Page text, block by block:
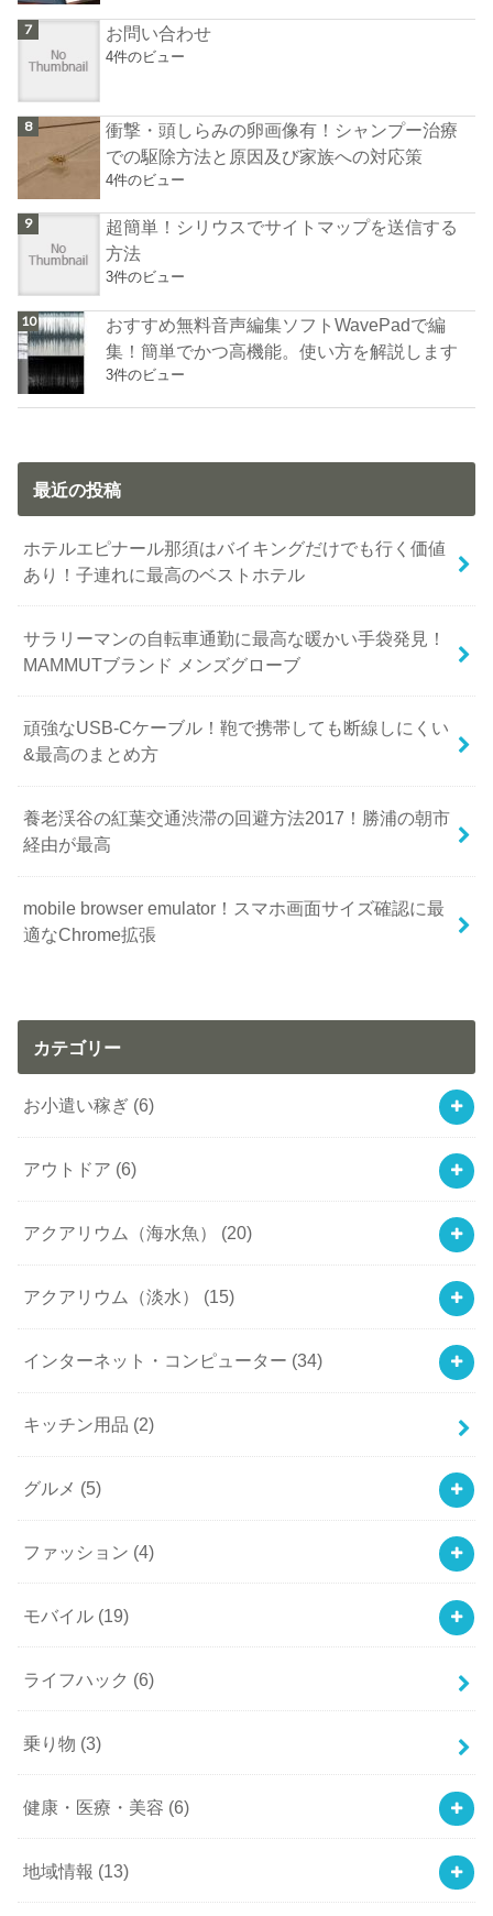
お問い合わせ
4件のビュー
衝撃・頭しらみの卵画像有！シャンプー治療
での駆除方法と原因及び家族への対応策
4件のビュー
超簡単！シリウスでサイトマップを送信する
方法
3件のビュー
おすすめ無料音声編集ソフトWavePadで編
集！簡単でかつ高機能。使い方を解説します
3件のビュー
最近の投稿
ホテルエピナール那須はバイキングだけでも行く価値
あり！子連れに最高のベストホテル
サラリーマンの自転車通勤に最高な暖かい手袋発見！
MAMMUTブランド メンズグローブ
頑強なUSB-Cケーブル！鞄で携帯しても断線しにくい
&最高のまとめ方
養老渓谷の紅葉交通渋滞の回避方法2017！勝浦の朝市
経由が最高
mobile browser emulator！スマホ画面サイズ確認に最
適なChrome拡張
カテゴリー
お小遣い稼ぎ (6)
アウトドア (6)
アクアリウム（海水魚） (20)
アクアリウム（淡水） (15)
インターネット・コンピューター (34)
キッチン用品 (2)
グルメ (5)
ファッション (4)
モバイル (19)
ライフハック (6)
乗り物 (3)
健康・医療・美容 (6)
地域情報 (13)